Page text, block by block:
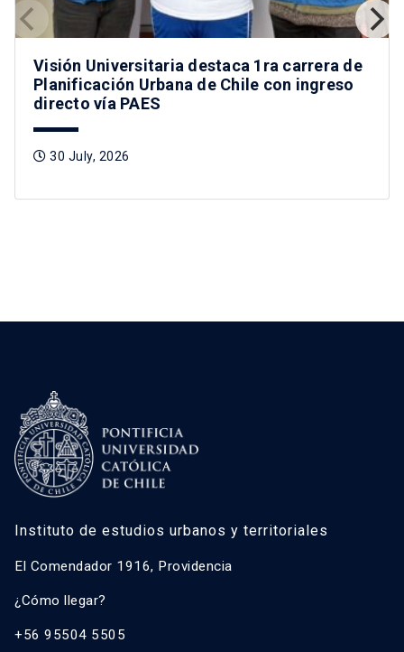
Visión Universitaria destaca 1ra carrera de
Planificación Urbana de Chile con ingreso
directo vía PAES
30 July, 2026
Instituto de estudios urbanos y territoriales
El Comendador 1916, Providencia
¿Cómo llegar?
+56 95504 5505